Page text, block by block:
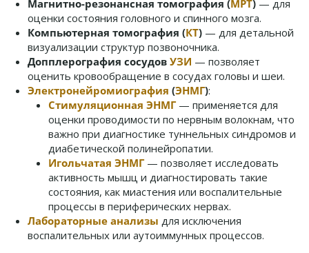
Магнитно-резонансная томография (МРТ) — для
оценки состояния головного и спинного мозга.
Компьютерная томография (КТ) — для детальной
визуализации структур позвоночника.
Допплерография сосудов УЗИ — позволяет
оценить кровообращение в сосудах головы и шеи.
Электронейромиография (ЭНМГ):
Стимуляционная ЭНМГ — применяется для
оценки проводимости по нервным волокнам, что
важно при диагностике туннельных синдромов и
диабетической полинейропатии.
Игольчатая ЭНМГ— позволяет исследовать
активность мышц и диагностировать такие
состояния, как миастения или воспалительные
процессы в периферических нервах.
Лабораторные анализы для исключения
воспалительных или аутоиммунных процессов.